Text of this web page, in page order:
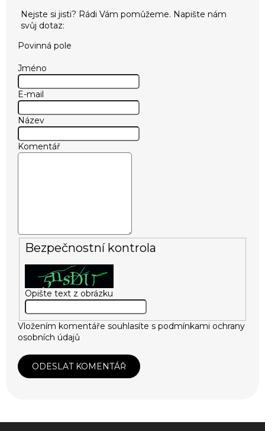
Povinná pole
Jméno
E-mail
Název
Komentář
Bezpečnostní kontrola
Opište text z obrázku
Vložením komentáře souhlasíte s podmínkami ochrany
osobních údajů
ODESLAT KOMENTÁŘ